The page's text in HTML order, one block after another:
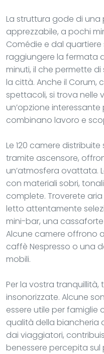
La struttura gode di
apprezzabile, a pochi
Comédie e dal quartiere
raggiungere la fermata
minuti, il che permette
la città. Anche il Corum,
spettacoli, si trova nelle
un’opzione
combinano lavoro e
Le 120 camere
tramite ascensore,
un’atmosfera ovattata.
con materiali sobri,
complete. Troverete
letto attentamente
mini-bar, una
Alcune camere offrono
caffè Nespresso o una
mobili.
Per la vostra
insonorizzate. Alcune
essere utile per famiglie
qualità della biancheria
dai viaggiatori,
benessere percepita sul